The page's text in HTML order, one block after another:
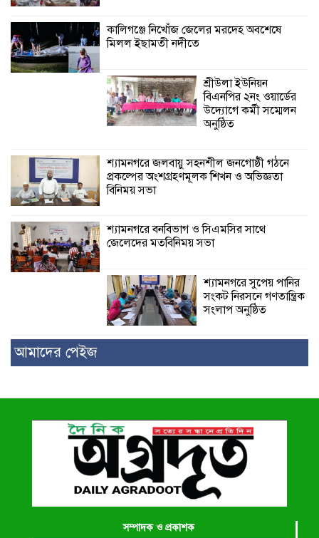
কালিগঞ্জে নিখোঁজ জেলের মরদেহ অবশেষে
মিলল ইছামতী নদীতে
শ্রীউলা ইউনিয়ন
বিএনপির ২নং ওয়ার্ডের
উদ্যোগে কর্মী সম্মেলন
অনুষ্ঠিত
শ্যামনগরে জলবায়ু সহনশীল জনগোষ্ঠী গঠনে
প্রকল্পের অংশগ্রহণমূলক শিখন ও অভিজ্ঞতা
বিনিময় সভা
শ্যামনগরে বনবিভাগ ও সিএমসির সাথে
জেলেদের মতবিনিময় সভা
শ্যামনগরে সুপেয় পানির
সংকট নিরসনে গণতান্ত্রিক
সংলাপ অনুষ্ঠিত
আমাদের পেইজ
সম্পাদক ও প্রকাশক